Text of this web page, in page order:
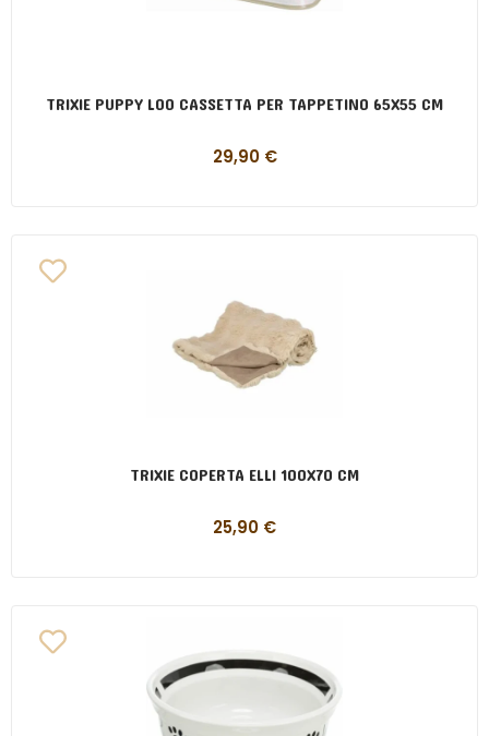
TRIXIE PUPPY LOO CASSETTA PER TAPPETINO 65X55 CM
29,90 €
TRIXIE COPERTA ELLI 100X70 CM
25,90 €